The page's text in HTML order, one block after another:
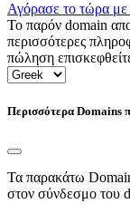
Αγόρασε το τώρα με
Το παρόν domain
περισσότερες
πώληση
Περισσότερα Domains
Τα παρακάτω
στον σύνδεσμο του